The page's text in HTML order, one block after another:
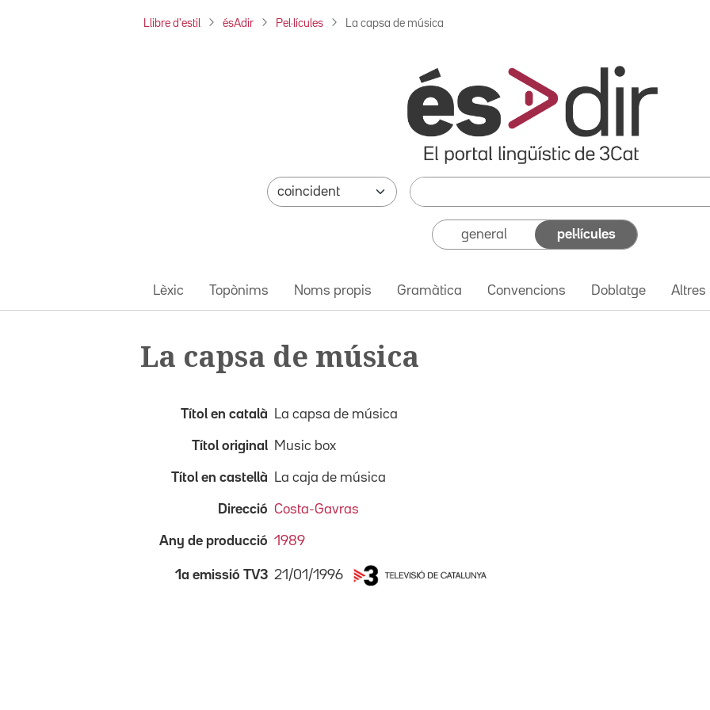
Llibre d'estil ésAdir Pel·lícules La capsa de música
general pel·lícules
Lèxic Topònims Noms propis Gramàtica Convencions Doblatge Altres
La capsa de música
Títol en català La capsa de música
Títol original Music box
Títol en castellà La caja de música
Direcció Costa-Gavras
Any de producció 1989
1a emissió TV3 21/01/1996